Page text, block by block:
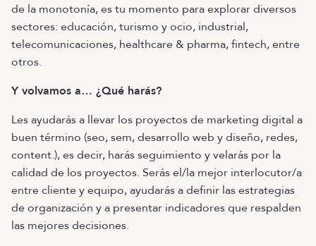
de la monotonía, es tu momento para explorar diversos
sectores: educación, turismo y ocio, industrial,
telecomunicaciones, healthcare & pharma, fintech, entre
otros.
Y volvamos a… ¿Qué harás?
Les ayudarás a llevar los proyectos de marketing digital a
buen término (seo, sem, desarrollo web y diseño, redes,
content.), es decir, harás seguimiento y velarás por la
calidad de los proyectos. Serás el/la mejor interlocutor/a
entre cliente y equipo, ayudarás a definir las estrategias
de organización y a presentar indicadores que respalden
las mejores decisiones.